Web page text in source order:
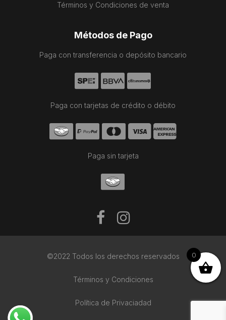
Términos y Condiciones de venta
Métodos de Pago
Paga con transferencia o depósito bancario
Paga con tarjetas de crédito o débito
Paga sin tarjeta
©2022 Todos los derechos reservados
Términos y Condiciones
Política de Privaciadad
0